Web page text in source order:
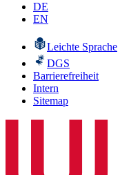
DE
EN
Leichte Sprache
DGS
Barrierefreiheit
Intern
Sitemap